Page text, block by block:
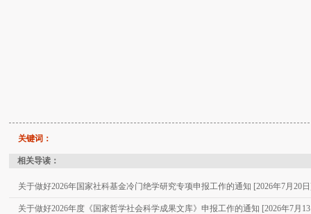
关键词：
相关导读：
关于做好2026年国家社科基金冷门绝学研究专项申报工作的通知 [2026年7月20
关于做好2026年度《国家哲学社会科学成果文库》申报工作的通知 [2026年7月